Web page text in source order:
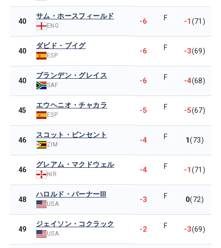
40
サム・ホースフィールド
ENG -6 F -1(71)
40
ダビド・プイグ
ESP -6 F -3(69)
40
ブランデン・グレイス
SAF -6 F -4(68)
45
エウヘニオ・チャカラ
ESP -5 F -5(67)
46
スコット・ビンセント
ZIM -4 F 1(73)
46
グレアム・マクドウェル
NIR -4 F -1(71)
48
ハロルド・バーナーIII
USA -3 F 0(72)
49
ジェイソン・コクラック
USA -2 F -3(69)